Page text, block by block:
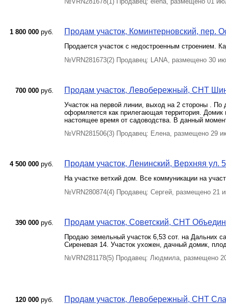
1 800 000 руб. Продам участок, Коминтерновский, пер.
Продается участок с недостроенным строением.
№VRN281673(2) Продавец: LANA, размещено 30
700 000 руб. Продам участок, Левобережный, СНТ
Участок на первой линии, выход на 2 стороны . По
оформляется как прилегающая территория. Домик
настоящее время от садоводства. В данный
№VRN281506(3) Продавец: Елена, размещено 29
4 500 000 руб. Продам участок, Ленинский, Верхняя ул.
На участке ветхий дом. Все коммуникации на
№VRN280874(4) Продавец: Сергей, размещено 21
390 000 руб. Продам участок, Советский, СНТ
Продаю земельный участок 6,53 сот. на Дальних
Сиреневая 14. Участок ухожен, дачный домик,
№VRN281178(5) Продавец: Людмила, размещено
120 000 руб. Продам участок, Левобережный, СНТ